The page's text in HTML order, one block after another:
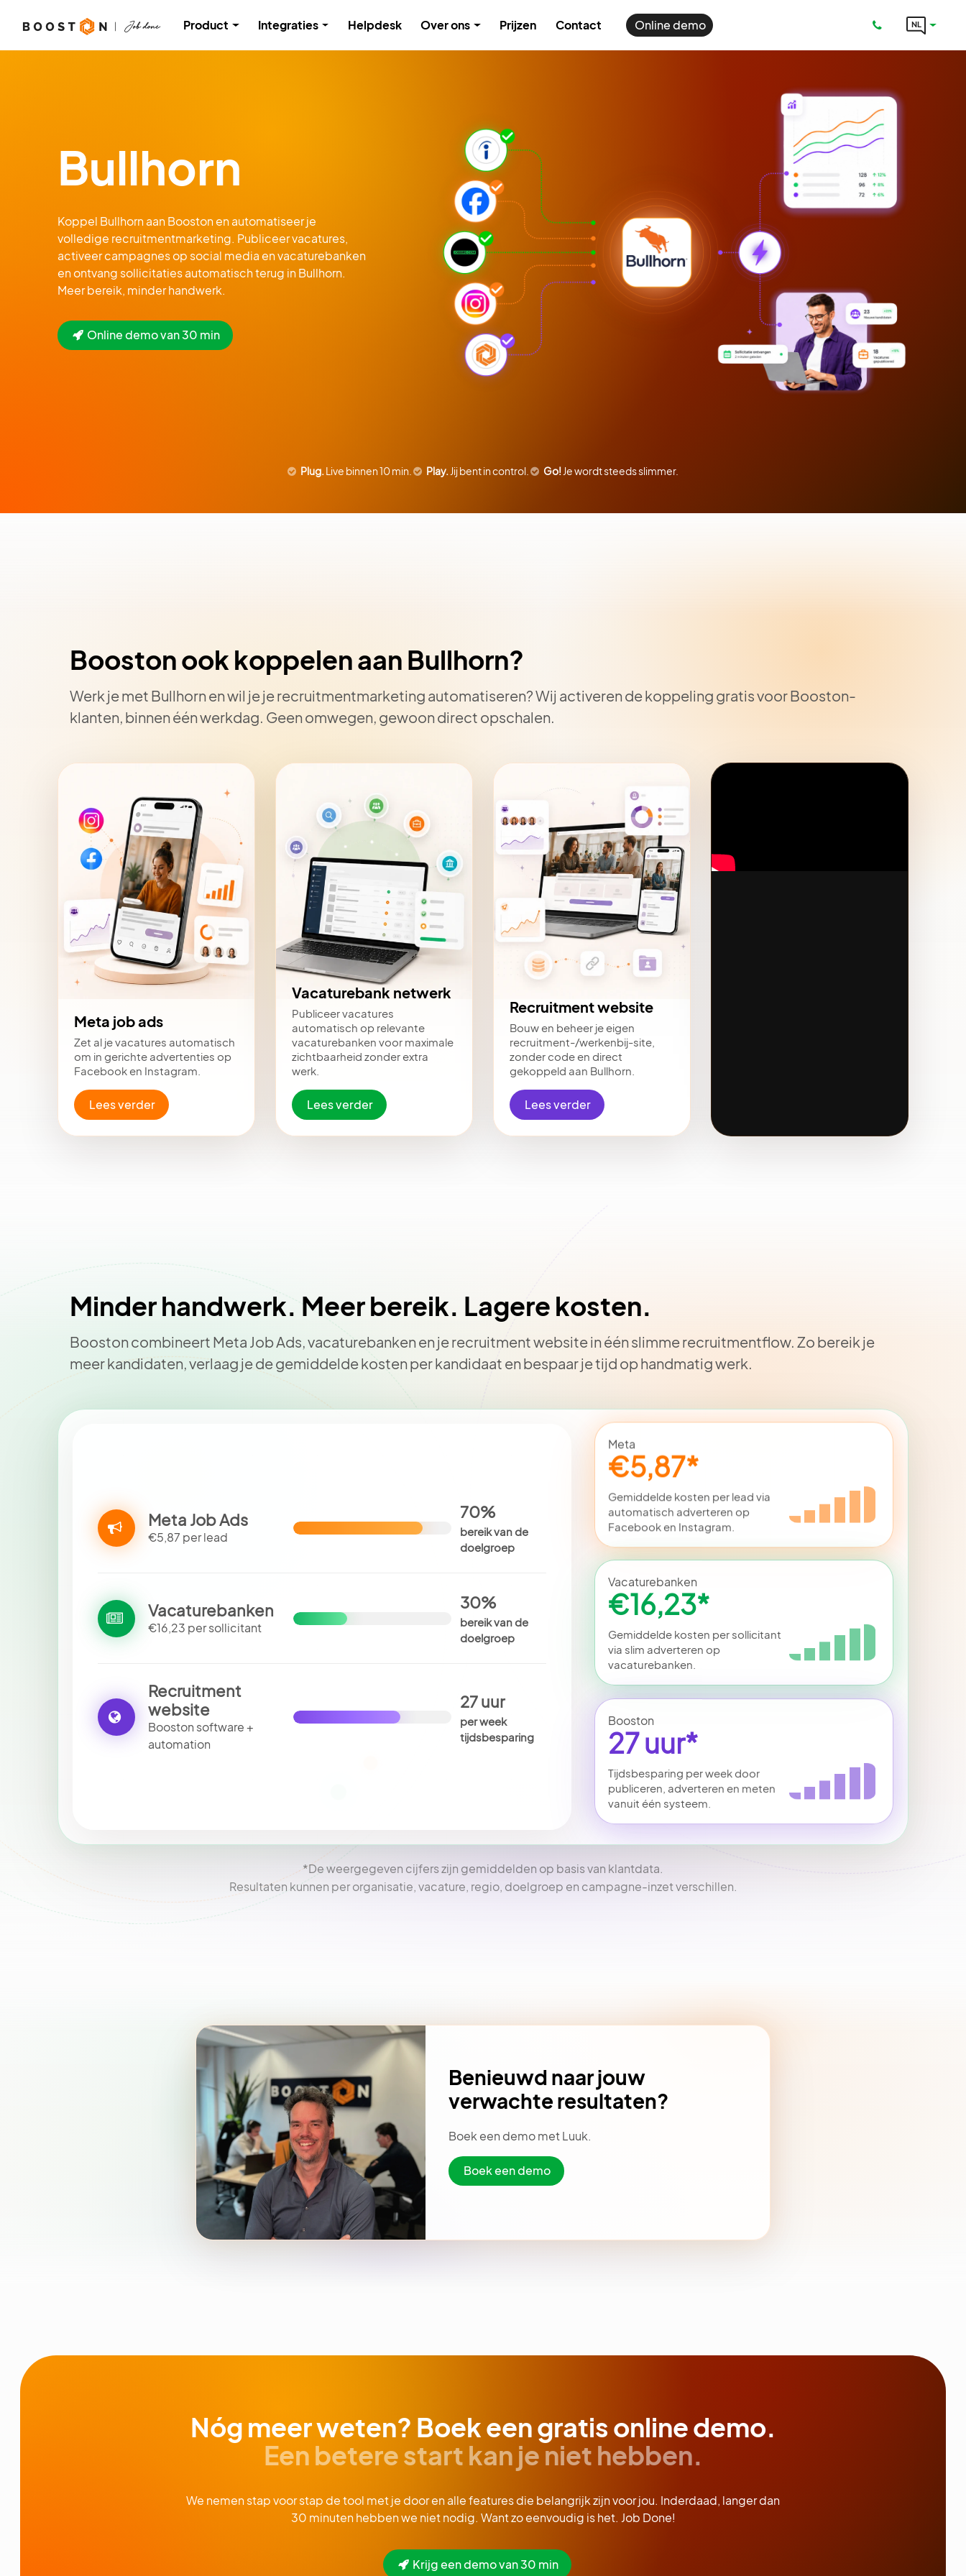
Product Integraties Helpdesk Over ons Prijzen Contact Online demo NL
Bullhorn
Koppel Bullhorn aan Booston en automatiseer je
volledige recruitmentmarketing. Publiceer vacatures,
activeer campagnes op social media en vacaturebanken
en ontvang sollicitaties automatisch terug in Bullhorn.
Meer bereik, minder handwerk.
Online demo van 30 min
Plug.Live binnen 10 min. Play.Jij bent in control. Go!Je wordt steeds slimmer.
Booston ook koppelen aan Bullhorn?
Werk je met Bullhorn en wil je je recruitmentmarketing automatiseren? Wij activeren de koppeling gratis voor Booston-
klanten, binnen één werkdag. Geen omwegen, gewoon direct opschalen.
Meta job ads
Zet al je vacatures automatisch
om in gerichte advertenties op
Facebook en Instagram.
Lees verder
Vacaturebank netwerk
Publiceer vacatures
automatisch op relevante
vacaturebanken voor maximale
zichtbaarheid zonder extra
werk.
Lees verder
Recruitment website
Bouw en beheer je eigen
recruitment-/werkenbij-site,
zonder code en direct
gekoppeld aan Bullhorn.
Lees verder
Minder handwerk. Meer bereik. Lagere kosten.
Booston combineert Meta Job Ads, vacaturebanken en je recruitment website in één slimme recruitmentflow. Zo bereik je
meer kandidaten, verlaag je de gemiddelde kosten per kandidaat en bespaar je tijd op handmatig werk.
Meta Job Ads
€5,87 per lead
70%
bereik van de
doelgroep
Vacaturebanken
€16,23 per sollicitant
30%
bereik van de
doelgroep
Recruitment
website
Booston software +
automation
27 uur
per week
tijdsbesparing
Meta
€5,87*
Gemiddelde kosten per lead via
automatisch adverteren op
Facebook en Instagram.
Vacaturebanken
€16,23*
Gemiddelde kosten per sollicitant
via slim adverteren op
vacaturebanken.
Booston
27 uur*
Tijdsbesparing per week door
publiceren, adverteren en meten
vanuit één systeem.
*De weergegeven cijfers zijn gemiddelden op basis van klantdata.
Resultaten kunnen per organisatie, vacature, regio, doelgroep en campagne-inzet verschillen.
Benieuwd naar jouw
verwachte resultaten?
Boek een demo met Luuk.
Boek een demo
Nóg meer weten? Boek een gratis online demo.
Een betere start kan je niet hebben.
We nemen stap voor stap de tool met je door en alle features die belangrijk zijn voor jou. Inderdaad, langer dan
30 minuten hebben we niet nodig. Want zo eenvoudig is het. Job Done!
Krijg een demo van 30 min